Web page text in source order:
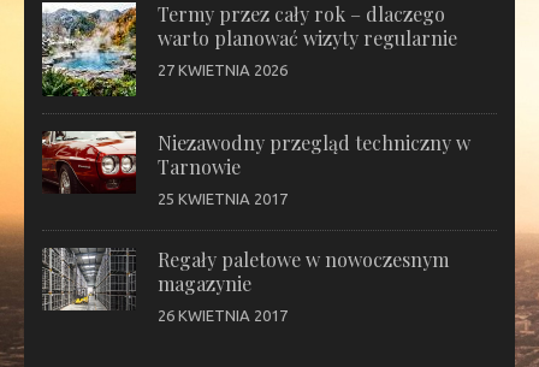
Termy przez cały rok – dlaczego
warto planować wizyty regularnie
27 KWIETNIA 2026
Niezawodny przegląd techniczny w
Tarnowie
25 KWIETNIA 2017
Regały paletowe w nowoczesnym
magazynie
26 KWIETNIA 2017